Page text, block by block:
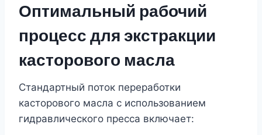
Оптимальный рабочий
процесс для экстракции
касторового масла
Стандартный поток переработки
касторового масла с использованием
гидравлического пресса включает: